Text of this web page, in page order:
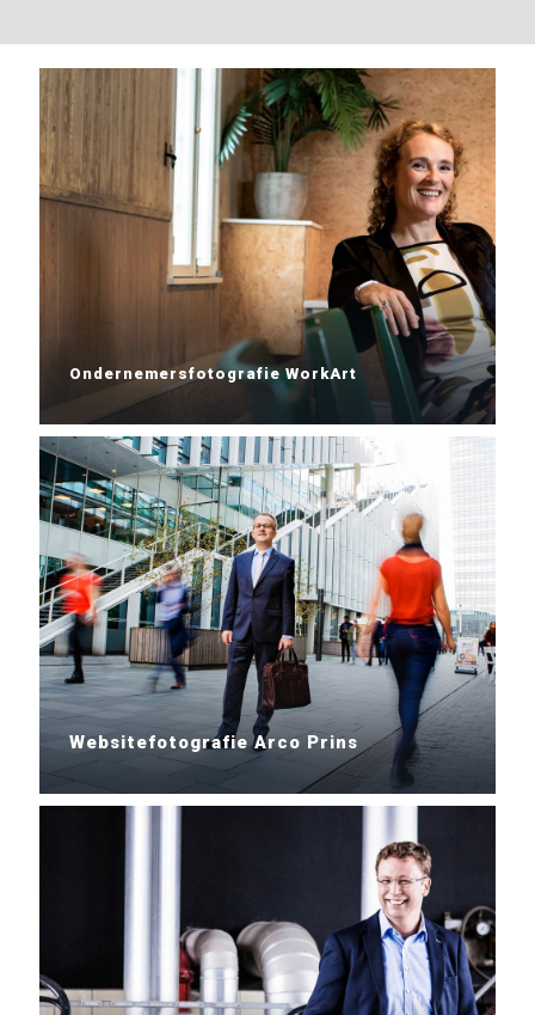
Ondernemersfotografie WorkArt
Websitefotografie Arco Prins